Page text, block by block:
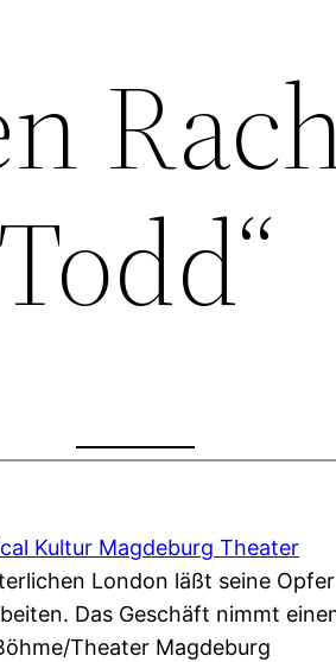
Todd“
London läßt seine
Das Geschäft nimmt
Theater Magdeburg